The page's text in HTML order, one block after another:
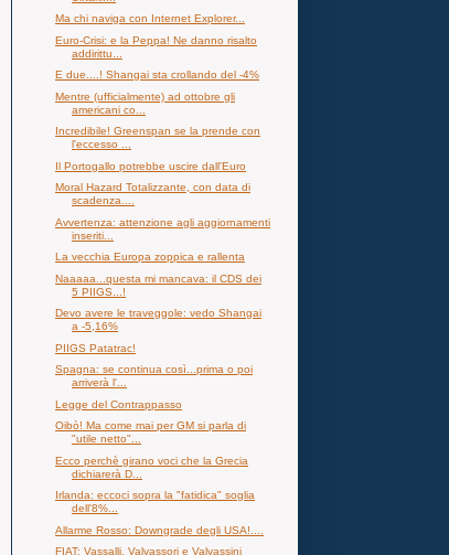
Ma chi naviga con Internet Explorer...
Euro-Crisi: e la Peppa! Ne danno risalto
addirittu...
E due....! Shangai sta crollando del -4%
Mentre (ufficialmente) ad ottobre gli
americani co...
Incredibile! Greenspan se la prende con
l'eccesso ...
Il Portogallo potrebbe uscire dall'Euro
Moral Hazard Totalizzante, con data di
scadenza....
Avvertenza: attenzione agli aggiornamenti
inseriti...
La vecchia Europa zoppica e rallenta
Naaaaa...questa mi mancava: il CDS dei
5 PIIGS...!
Devo avere le traveggole: vedo Shangai
a -5,16%
PIIGS Patatrac!
Spagna: se continua così...prima o poi
arriverà l'...
Legge del Contrappasso
Oibò! Ma come mai per GM si parla di
"utile netto"...
Ecco perchè girano voci che la Grecia
dichiarerà D...
Irlanda: eccoci sopra la "fatidica" soglia
dell'8%...
Allarme Rosso: Downgrade degli USA!....
FIAT: Vassalli, Valvassori e Valvassini